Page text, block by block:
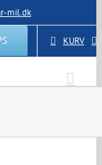
mil.dk
KURV